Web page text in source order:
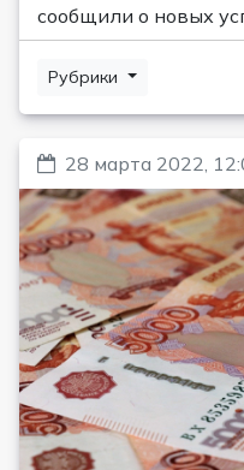
сообщили о новых
Рубрики
28 марта 2022,